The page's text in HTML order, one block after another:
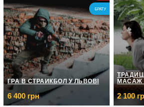
фотосесія в студії/1
година
5 350
грн
3 ос. / 2
БРАТУ
ГРА В СТРАЙКБОЛ У ЛЬВОВІ
6 400 грн
МАСАЖ
2 100